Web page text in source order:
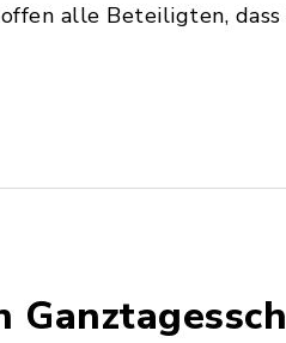
alle Beteiligten,